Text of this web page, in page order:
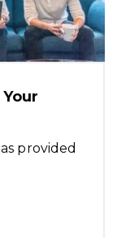
provided